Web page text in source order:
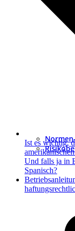
Ist es wichtig,
Und falls ja in
Spanisch?
Nächster
Beitrag: